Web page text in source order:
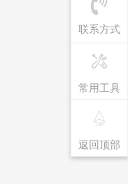
联系方式
常用工具
返回顶部